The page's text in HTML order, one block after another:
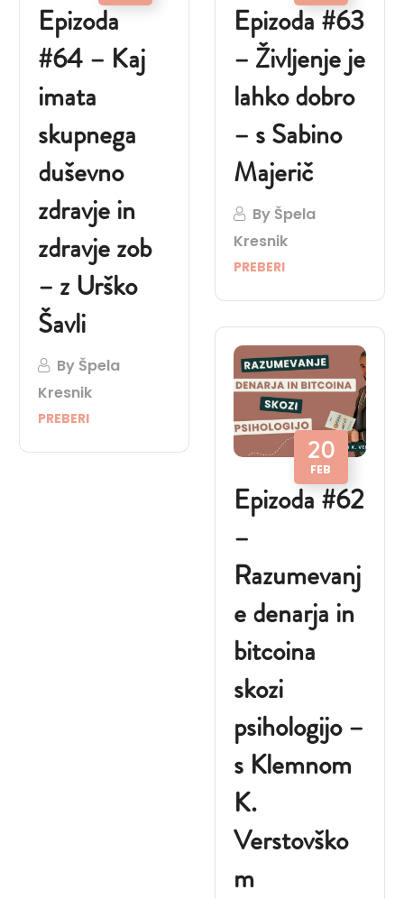
Epizoda
#64 – Kaj
imata
skupnega
duševno
zdravje in
zdravje zob
– z Urško
Šavli
By Špela
Kresnik
PREBERI
Epizoda #63
– Življenje je
lahko dobro
– s Sabino
Majerič
By Špela
Kresnik
PREBERI
20
FEB
Epizoda #62
–
Razumevanj
e denarja in
bitcoina
skozi
psihologijo –
s Klemnom
K.
Verstovško
m